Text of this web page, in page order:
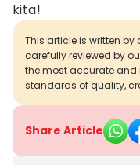
kita!
This article is written
carefully reviewed by
the most accurate and
standards of quality,
Share Article